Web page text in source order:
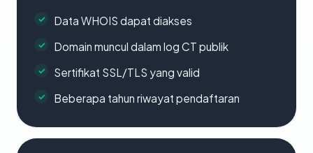
Data WHOIS dapat diakses
Domain muncul dalam log CT publik
Sertifikat SSL/TLS yang valid
Beberapa tahun riwayat pendaftaran